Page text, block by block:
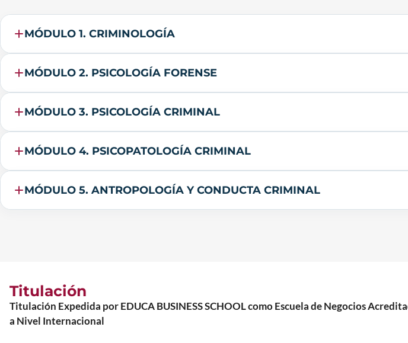
MÓDULO 1. CRIMINOLOGÍA
MÓDULO 2. PSICOLOGÍA FORENSE
MÓDULO 3. PSICOLOGÍA CRIMINAL
MÓDULO 4. PSICOPATOLOGÍA CRIMINAL
MÓDULO 5. ANTROPOLOGÍA Y CONDUCTA CRIMINAL
Titulación
Titulación Expedida por EDUCA BUSINESS SCHOOL como Escuela de Negocios
a Nivel Internacional